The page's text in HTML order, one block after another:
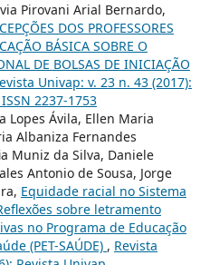
Pirovani Arial Bernardo,
DOS PROFESSORES
BÁSICA SOBRE O
DE BOLSAS DE INICIAÇÃO
Univap: v. 23 n. 43 (2017):
2237-1753
Lopes Ávila, Ellen Maria
Albaniza Fernandes
Muniz da Silva, Daniele
Antonio de Sousa, Jorge
Equidade racial no Sistema
sobre letramento
no Programa de Educação
(PET-SAÚDE) , Revista